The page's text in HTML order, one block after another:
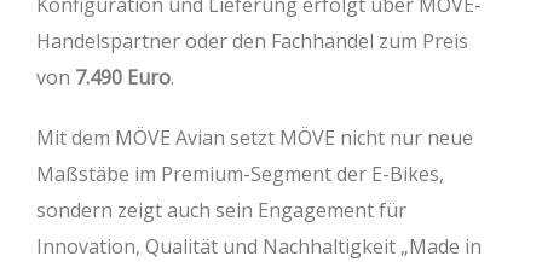
Handelspartner oder den Fachhandel zum Preis
von 7.490 Euro.
Mit dem MÖVE Avian setzt MÖVE nicht nur neue
Maßstäbe im Premium-Segment der E-Bikes,
sondern zeigt auch sein Engagement für
Innovation, Qualität und Nachhaltigkeit „Made in